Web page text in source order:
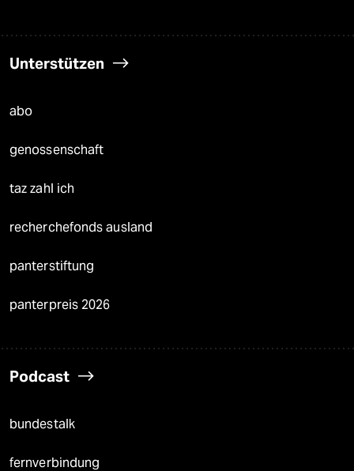
Unterstützen
abo
genossenschaft
taz zahl ich
recherchefonds ausland
panterstiftung
panterpreis 2026
Podcast
bundestalk
fernverbindung